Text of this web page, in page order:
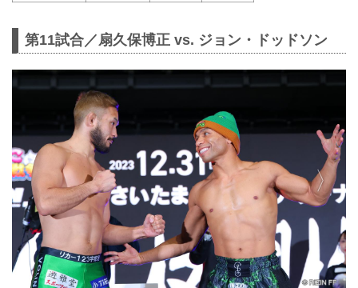
第11試合／扇久保博正 vs. ジョン・ドッドソン